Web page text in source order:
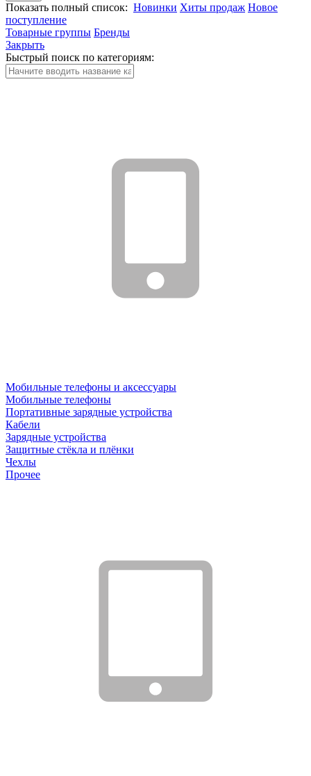
Показать полный список: Новинки Хиты продаж Новое
поступление
Товарные группы Бренды
Закрыть
Быстрый поиск по категориям:
Мобильные телефоны и аксессуары
Мобильные телефоны
Портативные зарядные устройства
Кабели
Зарядные устройства
Защитные стёкла и плёнки
Чехлы
Прочее